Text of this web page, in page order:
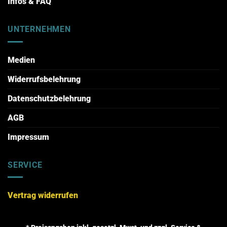
UNTERNEHMEN
Medien
Widerrufsbelehrung
Datenschutzbelehrung
AGB
Impressum
SERVICE
Vertrag widerrufen